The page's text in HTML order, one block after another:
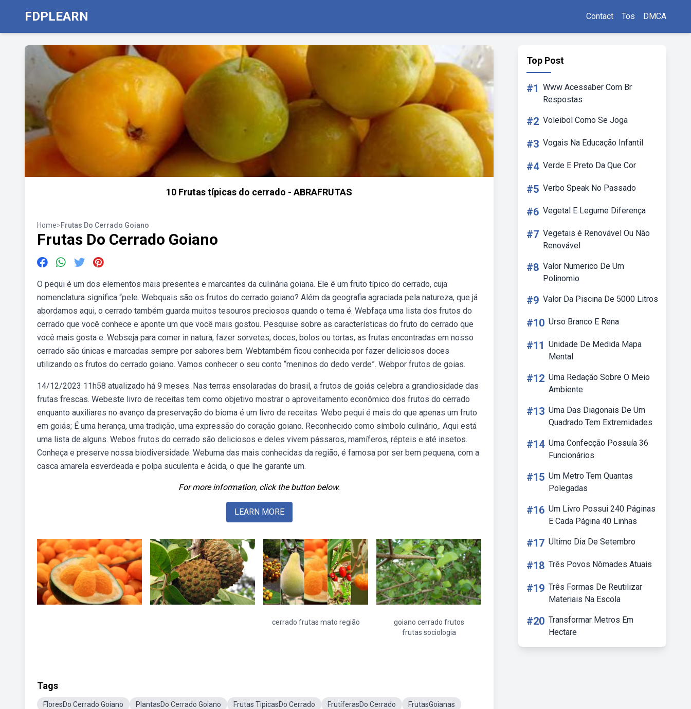
FDPLEARN Contact Tos DMCA
10 Frutas típicas do cerrado - ABRAFRUTAS
Home>Frutas Do Cerrado Goiano
Frutas Do Cerrado Goiano
O pequi é um dos elementos mais presentes e marcantes da culinária goiana. Ele é um fruto típico do cerrado, cuja
nomenclatura significa “pele. Webquais são os frutos do cerrado goiano? Além da geografia agraciada pela natureza, que já
abordamos aqui, o cerrado também guarda muitos tesouros preciosos quando o tema é. Webfaça uma lista dos frutos do
cerrado que você conhece e aponte um que você mais gostou. Pesquise sobre as características do fruto do cerrado que
você mais gosta e. Webseja para comer in natura, fazer sorvetes, doces, bolos ou tortas, as frutas encontradas em nosso
cerrado são únicas e marcadas sempre por sabores bem. Webtambém ficou conhecida por fazer deliciosos doces
utilizando os frutos do cerrado goiano. Vamos conhecer o seu conto “meninos do dedo verde”. Webpor frutos de goias.
14/12/2023 11h58 atualizado há 9 meses. Nas terras ensolaradas do brasil, a frutos de goiás celebra a grandiosidade das
frutas frescas. Webeste livro de receitas tem como objetivo mostrar o aproveitamento econômico dos frutos do cerrado
enquanto auxiliares no avanço da preservação do bioma é um livro de receitas. Webo pequi é mais do que apenas um fruto
em goiás; É uma herança, uma tradição, uma expressão do coração goiano. Reconhecido como símbolo culinário,. Aqui está
uma lista de alguns. Webos frutos do cerrado são deliciosos e deles vivem pássaros, mamíferos, répteis e até insetos.
Conheça e preserve nossa biodiversidade. Webuma das mais conhecidas da região, é famosa por ser bem pequena, com a
casca amarela esverdeada e polpa suculenta e ácida, o que lhe garante um.
For more information, click the button below.
LEARN MORE
cerrado frutas mato região
goiano cerrado frutos
frutas sociologia
Tags
FloresDo Cerrado Goiano PlantasDo Cerrado Goiano Frutas TipicasDo Cerrado FrutíferasDo Cerrado
FrutasGoianas
Top Post
#1 Www Acessaber Com Br
Respostas
#2 Voleibol Como Se Joga
#3 Vogais Na Educação Infantil
#4 Verde E Preto Da Que Cor
#5 Verbo Speak No Passado
#6 Vegetal E Legume Diferença
#7 Vegetais é Renovável Ou Não
Renovável
#8 Valor Numerico De Um
Polinomio
#9 Valor Da Piscina De 5000 Litros
#10 Urso Branco E Rena
#11 Unidade De Medida Mapa
Mental
#12 Uma Redação Sobre O Meio
Ambiente
#13 Uma Das Diagonais De Um
Quadrado Tem Extremidades
#14 Uma Confecção Possuía 36
Funcionários
#15 Um Metro Tem Quantas
Polegadas
#16 Um Livro Possui 240 Páginas
E Cada Página 40 Linhas
#17 Ultimo Dia De Setembro
#18 Três Povos Nômades Atuais
#19 Três Formas De Reutilizar
Materiais Na Escola
#20 Transformar Metros Em
Hectare